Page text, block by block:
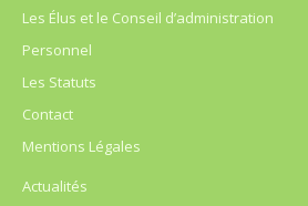
Les Élus et le Conseil d’administration
Personnel
Les Statuts
Contact
Mentions Légales
Actualités